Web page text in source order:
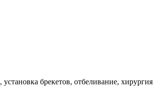
брекетов, отбеливание, хирургия